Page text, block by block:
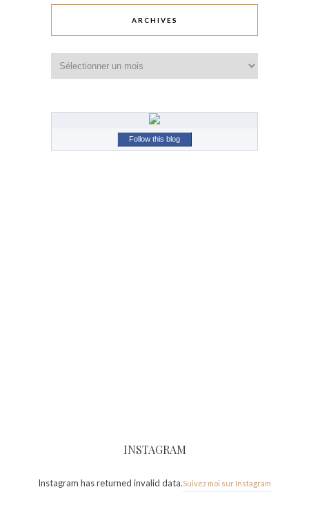
ARCHIVES
Follow this blog
INSTAGRAM
Instagram has returned invalid data.Suivez moi sur Instagram